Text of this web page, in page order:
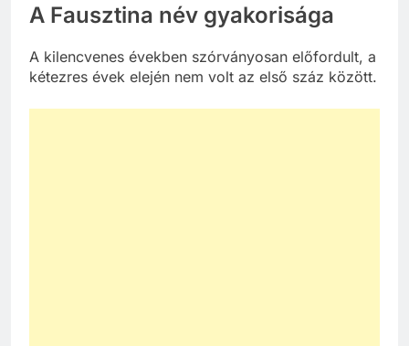
A Fausztina név gyakorisága
A kilencvenes években szórványosan előfordult, a
kétezres évek elején nem volt az első száz között.